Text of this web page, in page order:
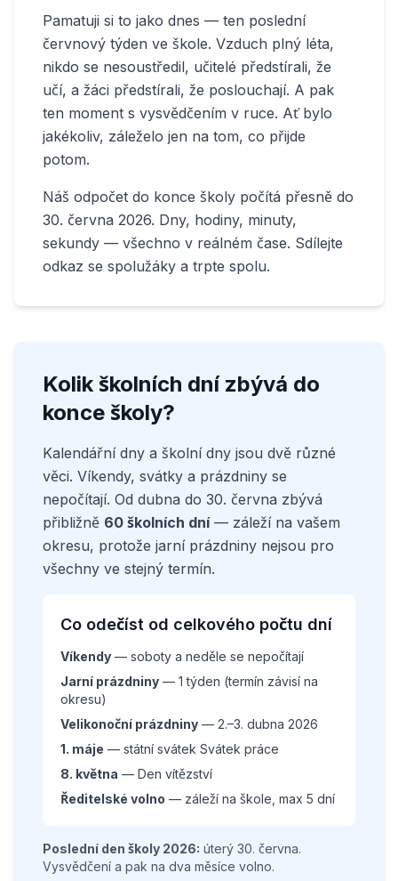
Pamatuji si to jako dnes — ten poslední
červnový týden ve škole. Vzduch plný léta,
nikdo se nesoustředil, učitelé předstírali, že
učí, a žáci předstírali, že poslouchají. A pak
ten moment s vysvědčením v ruce. Ať bylo
jakékoliv, záleželo jen na tom, co přijde
potom.
Náš odpočet do konce školy počítá přesně do
30. června 2026. Dny, hodiny, minuty,
sekundy — všechno v reálném čase. Sdílejte
odkaz se spolužáky a trpte spolu.
Kolik školních dní zbývá do
konce školy?
Kalendářní dny a školní dny jsou dvě různé
věci. Víkendy, svátky a prázdniny se
nepočítají. Od dubna do 30. června zbývá
přibližně 60 školních dní— záleží na vašem
okresu, protože jarní prázdniny nejsou pro
všechny ve stejný termín.
Co odečíst od celkového počtu dní
Víkendy — soboty a neděle se nepočítají
Jarní prázdniny — 1 týden (termín závisí na
okresu)
Velikonoční prázdniny — 2.–3. dubna 2026
1. máje — státní svátek Svátek práce
8. května — Den vítězství
Ředitelské volno — záleží na škole, max 5 dní
Poslední den školy 2026: úterý 30. června.
Vysvědčení a pak na dva měsíce volno.